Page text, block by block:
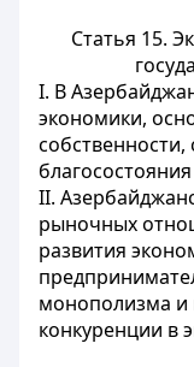
Статья 15.
I. В
экономики,
II.
рыночных
развития
монополизма и
конкуренции в